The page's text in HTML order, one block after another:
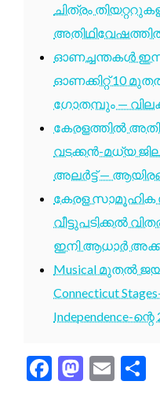
ചിത്രം
ഓണച്ചന്തകൾ
ഓണക്കിറ്റ് 10
ഗോതമ്പും —
കേരളത്തിൽ
വടക്കൻ-മധ്യ
അലർട്ട് —
കേരള
വീട്ടുപടിക്കൽ
ഇനി ആധാർ
Musical മുതൽ
Connecticut
Independence-
Facebook
Email